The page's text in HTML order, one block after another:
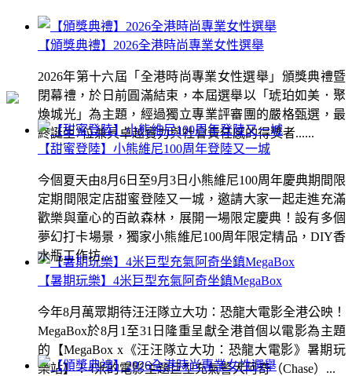
【頒獎典禮】2026全港時尚專業女性選舉
2026年第十六屆「全港時尚專業女性選舉」頒獎典禮暨
閉幕禮，於日前圓滿結束，本屆選舉以「琥珀如美．聚
煥城光」為主題，經過獨立專業評審團的嚴格甄選，最
終誕生7位兼具卓越實力與社會責任感的得獎者......
【暑期玩樂】4米巨型充氣阿奇坐鎮MegaBox
今年8月萬眾期待汪汪隊立大功：恐龍大電影全港公映！
MegaBox於8月1至31日隆重呈獻全港首個以電影為主題
的【MegaBox x《汪汪隊立大功：恐龍大電影》暑期玩
樂站】！4米的電影主題巨型充氣警犬阿奇（Chase）...
【甜蜜登陸】小熊維尼100周年登陸又一城
今個夏天由8月6日至9月3日小熊維尼100周年慶典期間限
定期間限定店甜蜜登陸又一城，邀請大家一起走進充滿
歡樂與童心的百畝森林，展開一場限定慶典！設有多個
夢幻打卡場景，獨家小熊維尼100周年限定精品，DIY香
水瓶工作坊...